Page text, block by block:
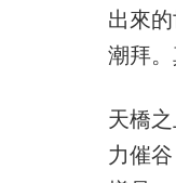
出來
潮拜
天橋
力催